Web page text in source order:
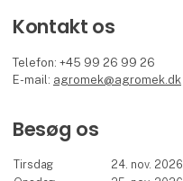
Kontakt os
Telefon: +45 99 26 99 26
E-mail: agromek@agromek.dk
Besøg os
Tirsdag 24. nov. 2026